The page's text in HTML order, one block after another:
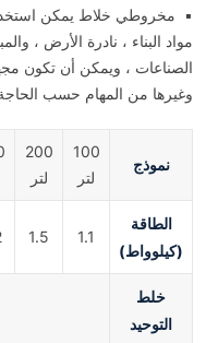
▪ مخروطي خلاط يمكن
مواد البناء ، نادرة الأرض ،
الصناعات ، ويمكن أن تكون
وغيرها من المهام حسب
نموذج
100
لتر
200
لتر
الطاقة
(كيلوواط)
1.1
1.5
خلط
التوحيد